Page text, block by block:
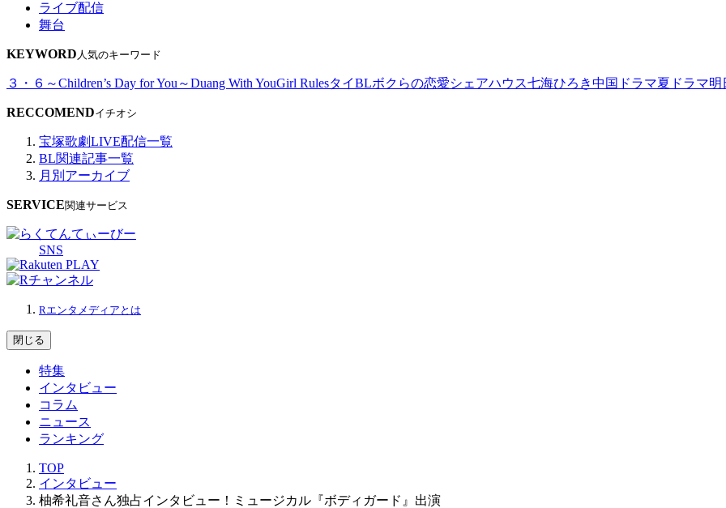
ライブ配信
舞台
KEYWORD 人気のキーワード
３・６～Children’s Day for You～Duang With YouGirl RulesタイBLボクらの恋愛シェアハウス七海ひろき中国ドラマ夏ドラマ明
RECCOMENDイチオシ
宝塚歌劇LIVE配信一覧
BL関連記事一覧
月別アーカイブ
SERVICE関連サービス
SNS
Rエンタメディアとは
閉じる
特集
インタビュー
コラム
ニュース
ランキング
TOP
インタビュー
柚希礼音さん独占インタビュー！ミュージカル『ボディガード』出演